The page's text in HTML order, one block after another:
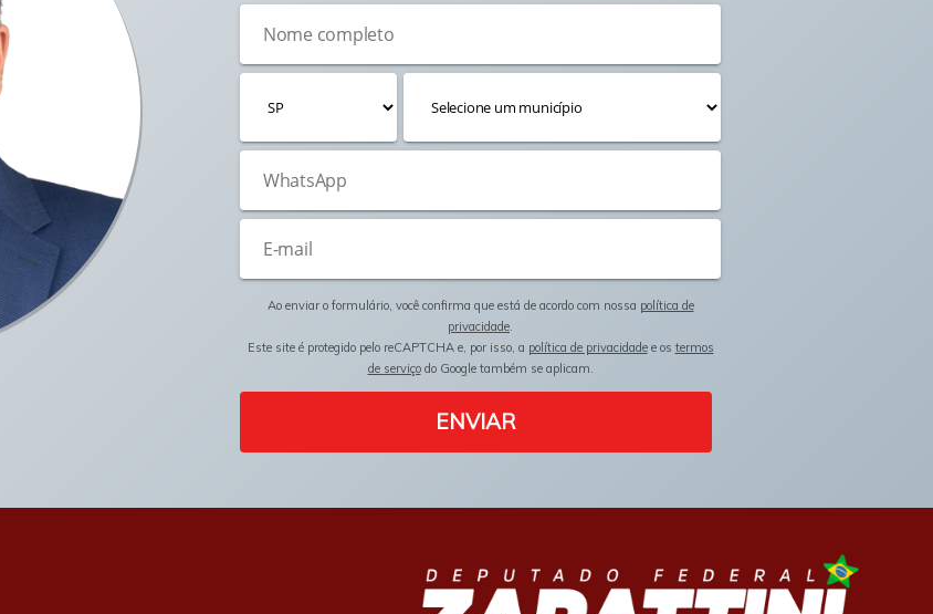
Ao enviar o formulário, você confirma que está de acordo com nossa política de
privacidade
Este site é protegido pelo reCAPTCHA e, por isso, a política de privacidadee os termos
de serviçodo Google também se aplicam.
ENVIAR